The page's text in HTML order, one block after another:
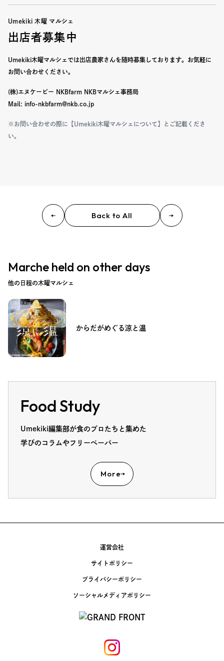
Umekiki 木曜 マルシェ
出店者募集中
Umekiki木曜マルシェでは出店農家さんを随時募集しております。 お気軽に
お問い合わせください。
(株)エヌケービー NKBfarm NKBマルシェ事務局
Mail: info-nkbfarm@nkb.co.jp
※お問い合わせの際に【Umekiki木曜マルシェについて】とご記載くださ
い。
Back to All
Marche held on other days
他の日程の木曜マルシェ
からだがめぐる涼と温
Food Study
Umekiki編集部が食のプロたちと集めた
学びのコラムやフリーペーパー
More
運営会社
サイトポリシー
プライバシーポリシー
ソーシャルメディアポリシー